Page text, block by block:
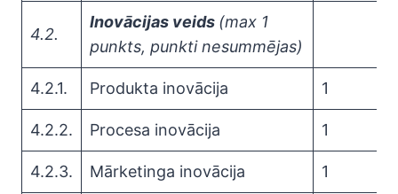
4.2.
Inovācijas veids (max 1
punkts, punkti nesummējas)
4.2.1. Produkta inovācija 1
4.2.2. Procesa inovācija 1
4.2.3. Mārketinga inovācija 1